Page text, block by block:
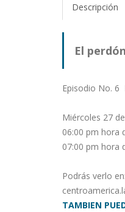
Descripción
El
Episodio No. 6
Miércoles 27
06:00 pm hora
07:00 pm hora
Podrás verlo en:
TAMBIEN